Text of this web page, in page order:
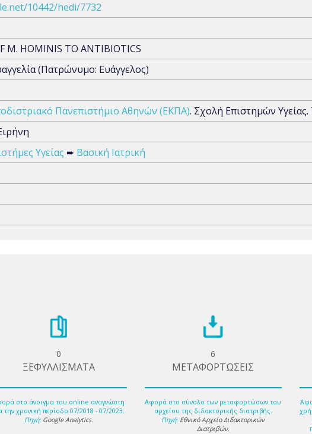
10442/hedi/7732
M. HOMINIS TO ANTIBIOTICS
(Πατρώνυμο: Ευάγγελος)
Πανεπιστήμιο Αθηνών (ΕΚΠΑ). Σχολή Επιστημών Υγείας.
Υγείας ➨ Βασική Ιατρική
0
ΞΕΦΥΛΛΙΣΜΑΤΑ
στο άνοιγμα του online αναγνώστη
την χρονική περίοδο 07/2018 - 07/2023.
Πηγή: Google Analytics.
6
ΜΕΤΑΦΟΡΤΩΣΕΙΣ
Αφορά στο σύνολο των μεταφορτώσων του
αρχείου της διδακτορικής διατριβής.
Πηγή: Εθνικό Αρχείο Διδακτορικών
Διατριβών.